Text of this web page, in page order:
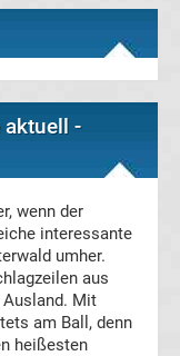
aktuell -
wenn der
interessante
umher.
aus
Ausland. Mit
am Ball, denn
heißesten